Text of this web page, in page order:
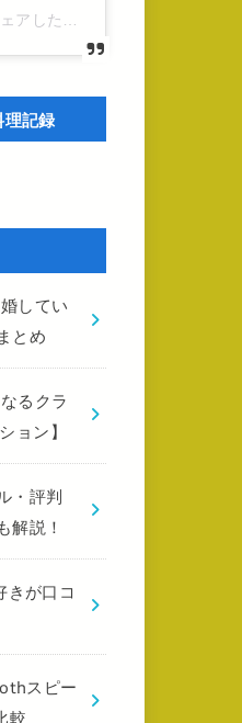
hako(@hako_piano_training)がシェアした投稿
記録
してい
とめ
るクラ
ョン】
・評判
解説！
きが口コ
スピー
較